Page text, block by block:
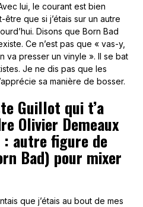
lui, le courant est bien
être que si j’étais sur un autre
Disons que Born Bad
Ce n’est pas que « vas-y,
va presser un vinyle ». Il se bat
Je ne dis pas que les
sa manière de bosser.
Guillot qui t’a
Olivier Demeaux
: autre figure de
Bad) pour mixer
que j’étais au bout de mes